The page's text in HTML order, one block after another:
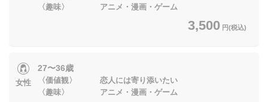
〈趣味〉 アニメ・漫画・ゲーム
3,500 円(税込)
女性
27〜36歳
〈価値観〉 恋人には寄り添いたい
〈趣味〉 アニメ・漫画・ゲーム